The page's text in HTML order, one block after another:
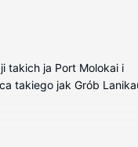
takich ja Port Molokai i
takiego jak Grób